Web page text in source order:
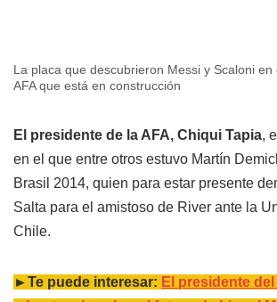
La placa que descubrieron Messi y Scaloni
AFA que está en construcción
El presidente de la AFA, Chiqui Tapia,
en el que entre otros estuvo Martín
Brasil 2014, quien para estar presente
Salta para el amistoso de River ante la
Chile.
►Te puede interesar: El presidente